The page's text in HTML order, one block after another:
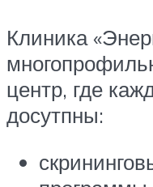
Клиника
центр, где
досутпны: